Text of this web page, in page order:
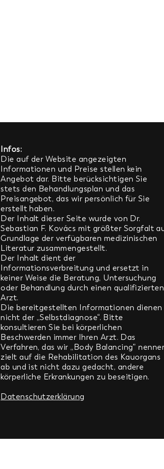
Infos:
Die auf der Website angezeigten
Informationen und Preise stellen kein
Angebot dar. Bitte berücksichtigen Sie
stets den Behandlungsplan und das
Preisangebot, das wir persönlich für Sie
erstellt haben.
Der Inhalt dieser Seite wurde von Dr.
Sebastian F. Kovács mit größter Sorgfalt
Grundlage der verfügbaren medizinischen
Literatur zusammengestellt.
Der Inhalt dient der
Informationsverbreitung und ersetzt in
keiner Weise die Beratung, Untersuchung
oder Behandlung durch einen qualifizierten
Arzt.
Die bereitgestellten Informationen dienen
nicht der „Selbstdiagnose“. Bitte
konsultieren Sie bei körperlichen
Beschwerden immer Ihren Arzt. Das
Verfahren, das wir „Body Balancing“
zielt auf die Rehabilitation des Kauorgans
ab und ist nicht dazu gedacht, andere
körperliche Erkrankungen zu beseitigen.
Datenschutzerklärung